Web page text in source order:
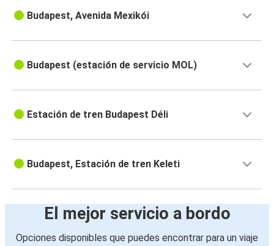
Budapest, Avenida Mexikói
Budapest (estación de servicio MOL)
Estación de tren Budapest Déli
Budapest, Estación de tren Keleti
El mejor servicio a bordo
Opciones disponibles que puedes encontrar para un viaje